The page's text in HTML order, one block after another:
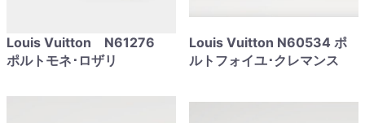
Louis Vuitton N61276
ポルトモネ･ロザリ
Louis Vuitton N60534 ポ
ルトフォイユ･クレマンス